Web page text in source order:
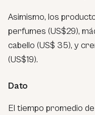
Asimismo, los
perfumes (US$29),
cabello (US$ 35), y
(US$19).
Dato
El tiempo promedio